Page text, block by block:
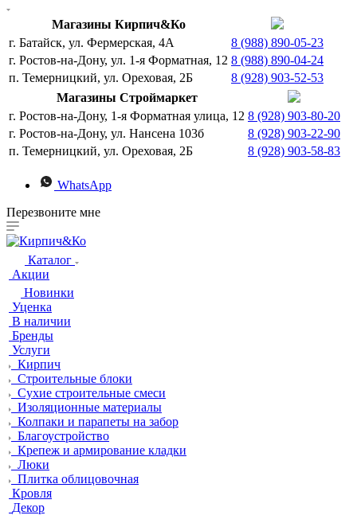
Магазины Кирпич&Ко
г. Батайск, ул. Фермерская, 4А
8 (988) 890-05-23
г. Ростов-на-Дону, ул. 1-я Форматная, 12 8 (988) 890-04-24
п. Темерницкий, ул. Ореховая, 2Б
8 (928) 903-52-53
Магазины Строймаркет
г. Ростов-на-Дону, 1-я Форматная улица, 12 8 (928) 903-80-20
г. Ростов-на-Дону, ул. Нансена 103б
8 (928) 903-22-90
п. Темерницкий, ул. Ореховая, 2Б
8 (928) 903-58-83
WhatsApp
Перезвоните мне
Каталог
Акции
Новинки
Уценка
В наличии
Бренды
Услуги
Кирпич
Строительные блоки
Сухие строительные смеси
Изоляционные материалы
Колпаки и парапеты на забор
Благоустройство
Крепеж и армирование кладки
Люки
Плитка облицовочная
Кровля
Декор